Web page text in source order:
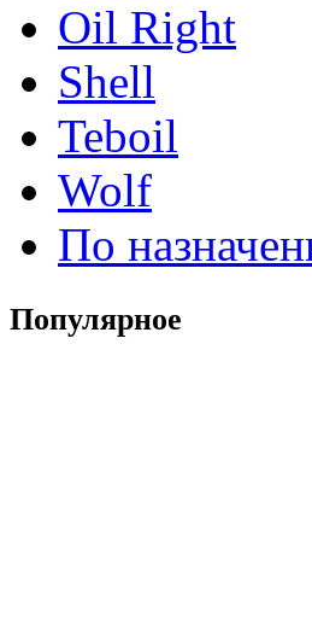
Oil Right
Shell
Teboil
Wolf
По
Популярное